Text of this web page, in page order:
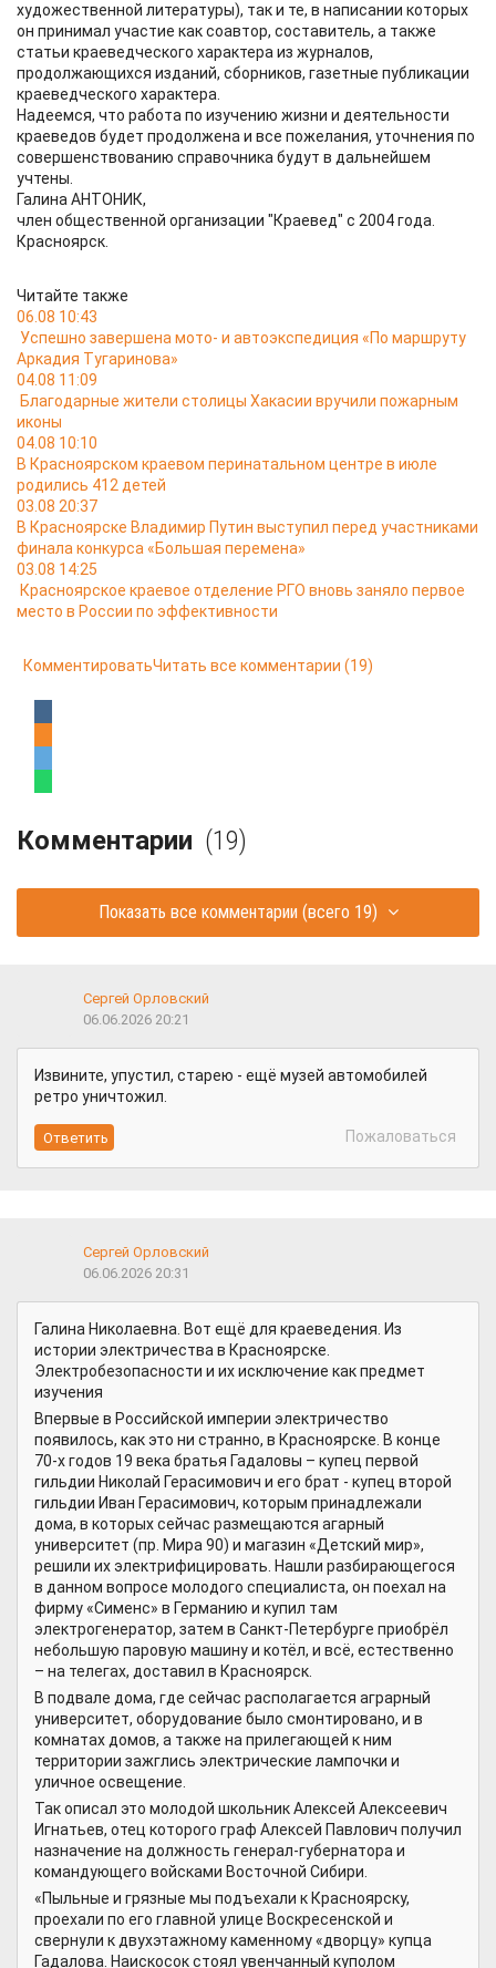
художественной литературы), так и те, в написании которых
он принимал участие как соавтор, составитель, а также
статьи краеведческого характера из журналов,
продолжающихся изданий, сборников, газетные публикации
краеведческого характера.
Надеемся, что работа по изучению жизни и деятельности
краеведов будет продолжена и все пожелания, уточнения по
совершенствованию справочника будут в дальнейшем
учтены.
Галина АНТОНИК,
член общественной организации "Краевед" с 2004 года.
Красноярск.
Читайте также
06.08 10:43
Успешно завершена мото- и автоэкспедиция «По маршруту
Аркадия Тугаринова»
04.08 11:09
Благодарные жители столицы Хакасии вручили пожарным
иконы
04.08 10:10
В Красноярском краевом перинатальном центре в июле
родились 412 детей
03.08 20:37
В Красноярске Владимир Путин выступил перед участниками
финала конкурса «Большая перемена»
03.08 14:25
Красноярское краевое отделение РГО вновь заняло первое
место в России по эффективности
КомментироватьЧитать все комментарии (19)
Комментарии (19)
Показать все комментарии(всего 19)
Сергей Орловский
06.06.2026 20:21
Извините, упустил, старею - ещё музей автомобилей
ретро уничтожил.
Пожаловаться
Сергей Орловский
06.06.2026 20:31
Галина Николаевна. Вот ещё для краеведения. Из
истории электричества в Красноярске.
Электробезопасности и их исключение как предмет
изучения
Впервые в Российской империи электричество
появилось, как это ни странно, в Красноярске. В конце
70-х годов 19 века братья Гадаловы – купец первой
гильдии Николай Герасимович и его брат - купец второй
гильдии Иван Герасимович, которым принадлежали
дома, в которых сейчас размещаются агарный
университет (пр. Мира 90) и магазин «Детский мир»,
решили их электрифицировать. Нашли разбирающегося
в данном вопросе молодого специалиста, он поехал на
фирму «Сименс» в Германию и купил там
электрогенератор, затем в Санкт-Петербурге приобрёл
небольшую паровую машину и котёл, и всё, естественно
– на телегах, доставил в Красноярск.
В подвале дома, где сейчас располагается аграрный
университет, оборудование было смонтировано, и в
комнатах домов, а также на прилегающей к ним
территории зажглись электрические лампочки и
уличное освещение.
Так описал это молодой школьник Алексей Алексеевич
Игнатьев, отец которого граф Алексей Павлович получил
назначение на должность генерал-губернатора и
командующего войсками Восточной Сибири.
«Пыльные и грязные мы подъехали к Красноярску,
проехали по его главной улице Воскресенской и
свернули к двухэтажному каменному «дворцу» купца
Гадалова. Наискосок стоял увенчанный куполом